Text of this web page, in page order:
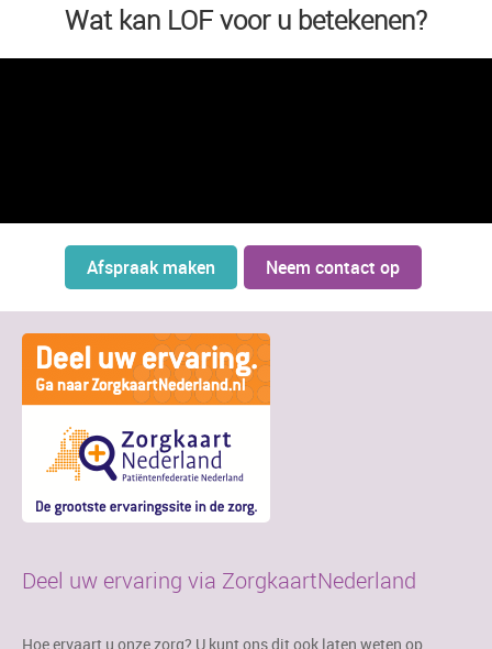
Wat kan LOF voor u betekenen?
Afspraak maken Neem contact op
Deel uw ervaring via ZorgkaartNederland
Hoe ervaart u onze zorg? U kunt ons dit ook laten weten op